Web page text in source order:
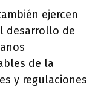
ejercen
desarrollo de
de la
y regulaciones